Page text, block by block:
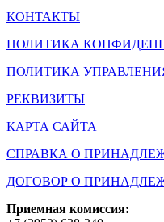
КОНТАКТЫ
ПОЛИТИКА
ПОЛИТИКА
РЕКВИЗИТЫ
КАРТА САЙТА
СПРАВКА О
ДОГОВОР О
Приемная комиссия: